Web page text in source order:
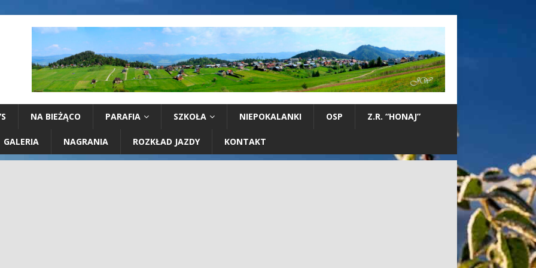
NA BIEŻĄCO PARAFIA SZKOŁA NIEPOKALANKI OSP Z.R. “HONAJ”
GALERIA NAGRANIA ROZKŁAD JAZDY KONTAKT